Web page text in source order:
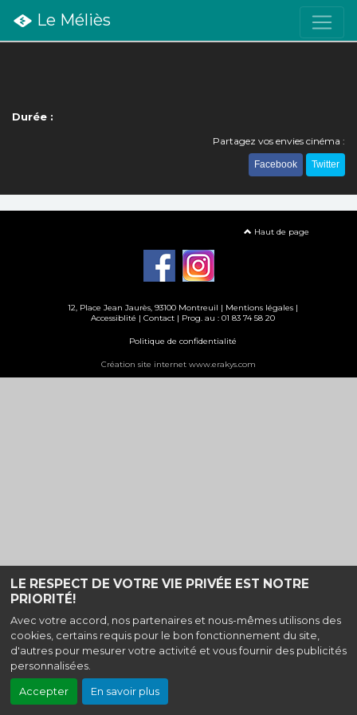
LE RESPECT DE VOTRE VIE PRIVÉE EST NOTRE
PRIORITÉ!
Avec votre accord, nos partenaires et nous-mêmes utilisons des
cookies, certains requis pour le bon fonctionnement du site,
d'autres pour mesurer votre activité et vous fournir des publicités
personnalisées.
Accepter En savoir plus
Le Méliès
Durée :
Partagez vos envies cinéma :
Facebook Twitter
Haut de page
12, Place Jean Jaurès, 93100 Montreuil | Mentions légales|
Accessiblité | Contact| Prog. au : 01 83 74 58 20
Politique de confidentialité
Création site internet www.erakys.com